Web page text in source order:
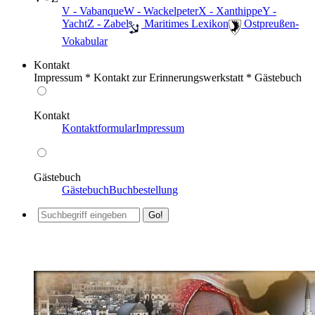
V - VabanqueW - WackelpeterX - XanthippeY -
YachtZ - Zabel ️ Maritimes Lexikon
️ Ostpreußen-
Vokabular
Kontakt
Impressum * Kontakt zur Erinnerungswerkstatt * Gästebuch
Kontakt
KontaktformularImpressum
Gästebuch
GästebuchBuchbestellung